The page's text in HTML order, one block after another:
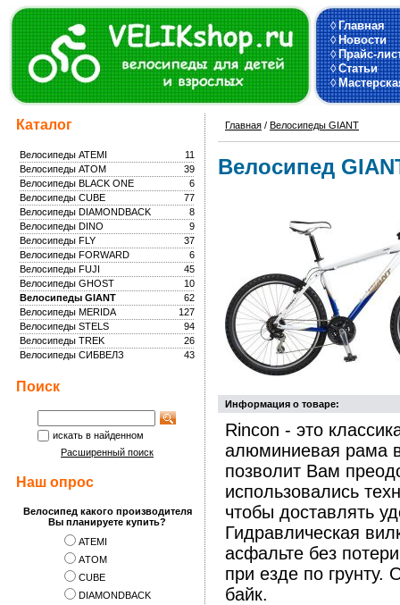
◊Главная
◊Новости
◊Прайс-
◊Статьи
◊
Каталог
11
Велосипеды ATEMI
39
Велосипеды ATOM
6
Велосипеды BLACK ONE
77
Велосипеды CUBE
8
Велосипеды DIAMONDBACK
9
Велосипеды DINO
37
Велосипеды FLY
6
Велосипеды FORWARD
45
Велосипеды FUJI
10
Велосипеды GHOST
62
Велосипеды GIANT
127
Велосипеды MERIDA
94
Велосипеды STELS
26
Велосипеды TREK
43
Велосипеды СИБВЕЛЗ
Поиск
искать в найденном
Расширенный поиск
Наш опрос
Велосипед какого производителя
Вы планируете купить?
ATEMI
АTOM
CUBE
DIAMONDBACK
Главная / Велосипеды GIANT
Велосипед
Информация о товаре:
Rincon - это
алюминиевая рама
позволит Вам
использовались
чтобы доставлять
Гидравлическая
асфальте без
при езде по грунту.
байк.